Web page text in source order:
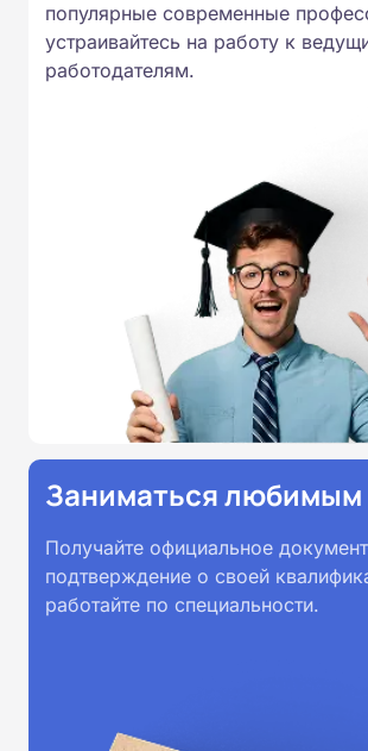
государственными
образовательными
профессионального
принимаются
всей России.
популярные современные
устраивайтесь на работу к
работодателям.
Заниматься любимым
Получайте официальное
подтверждение о своей
работайте по специальности.